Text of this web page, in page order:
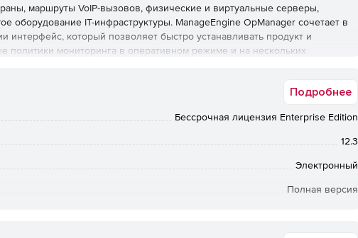
маршруты VoIP-вызовов, физические и виртуальные серверы,
оборудование IT-инфраструктуры. ManageEngine OpManager сочетает в
интерфейс, который позволяет быстро устанавливать продукт и
политики мониторинга в оперативном режиме и на нескольких
маршрутизаторов, коммутаторов, межсетевых экранов, WAN-
данных о сетях Cisco.
Подробнее
Бессрочная лицензия Enterprise Edition
12.3
Электронный
Полная версия